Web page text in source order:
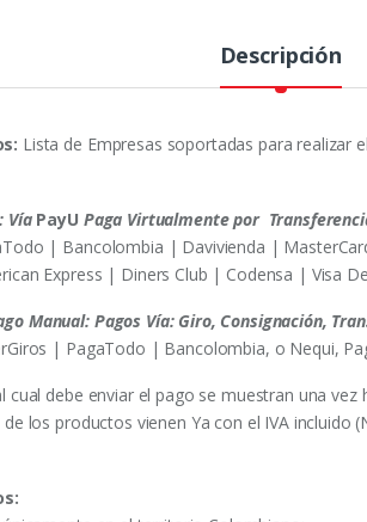
Descripción
Lista de Empresas soportadas para realizar
Vía PayU Paga Virtualmente por
| Bancolombia | Davivienda |
Express | Diners Club | Codensa | Visa
Manual: Pagos Vía: Giro, Consignación,
| PagaTodo | Bancolombia, o Nequi,
cual debe enviar el pago se muestran una vez
los productos vienen Ya con el IVA incluido